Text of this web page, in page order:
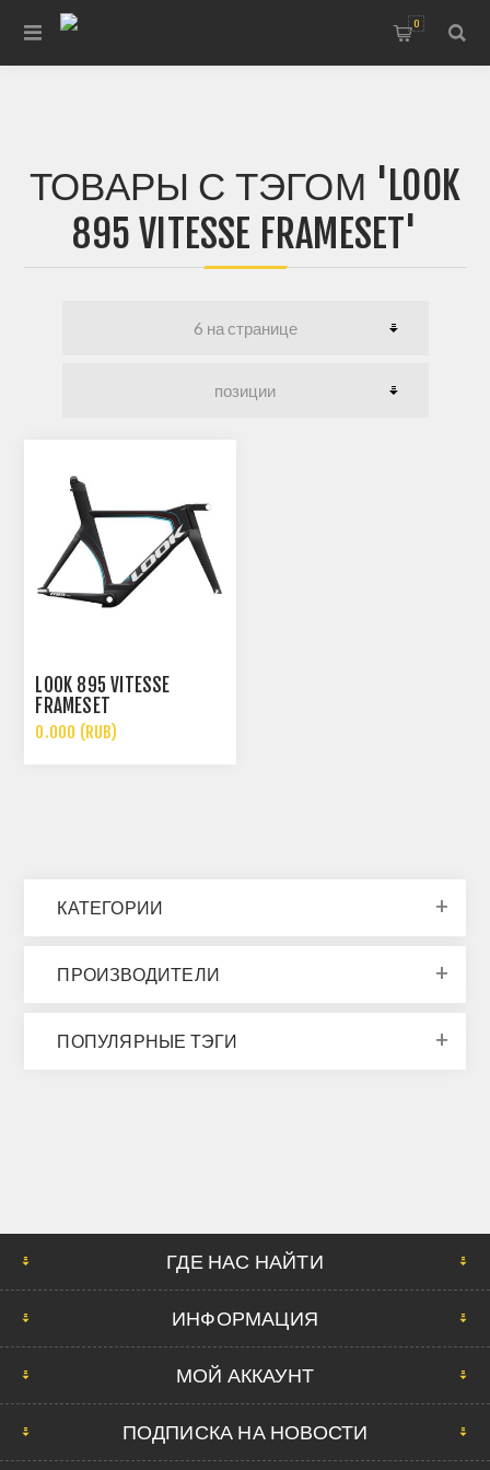
0
ТОВАРЫ С ТЭГОМ 'LOOK
895 VITESSE FRAMESET'
LOOK 895 VITESSE
FRAMESET
0.000 (RUB)
КАТЕГОРИИ
ПРОИЗВОДИТЕЛИ
ПОПУЛЯРНЫЕ ТЭГИ
ГДЕ НАС НАЙТИ
ИНФОРМАЦИЯ
МОЙ АККАУНТ
ПОДПИСКА НА НОВОСТИ